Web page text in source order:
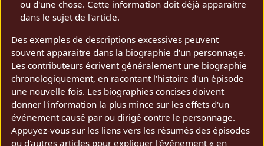
ou d'une chose. Cette information doit déjà apparaitre
dans le sujet de l'article.
Des exemples de descriptions excessives peuvent
souvent apparaitre dans la biographie d'un personnage.
Les contributeurs écrivent généralement une biographie
chronologiquement, en racontant l'histoire d'un épisode
une nouvelle fois. Les biographies concises doivent
donner l'information la plus mince sur les effets d'un
événement causé par ou dirigé contre le personnage.
Appuyez-vous sur les liens vers les résumés des épisodes
ou d'autres articles pour expliquer l'événement « en